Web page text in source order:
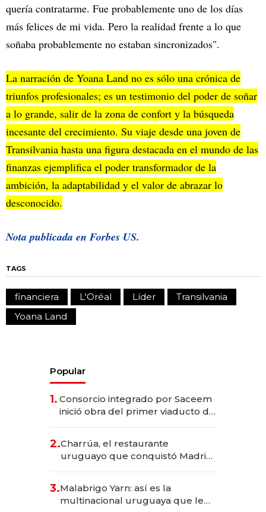
quería contratarme. Fue probablemente uno de los días
más felices de mi vida. Pero la realidad frente a lo que
soñaba probablemente no estaban sincronizados".
La narración de Yoana Land no es sólo una crónica de
triunfos profesionales; es un testimonio del poder de soñar
a lo grande, salir de la zona de confort y la búsqueda
incesante del crecimiento. Su viaje desde una joven de
Transilvania hasta una figura destacada en el mundo de las
finanzas ejemplifica el poder transformador de la
ambición, la adaptabilidad y el valor de abrazar lo
desconocido.
Nota publicada en Forbes US.
TAGS
financiera L'Oréal Líder
Transilvania
Yoana Land
Popular
1. Consorcio integrado por Saceem
inició obra del primer viaducto de
millones
2.Charrúa, el restaurante
uruguayo que conquistó Madrid:
anticipación y prepara apertura
3.Malabrigo Yarn: así es la
multinacional uruguaya que le